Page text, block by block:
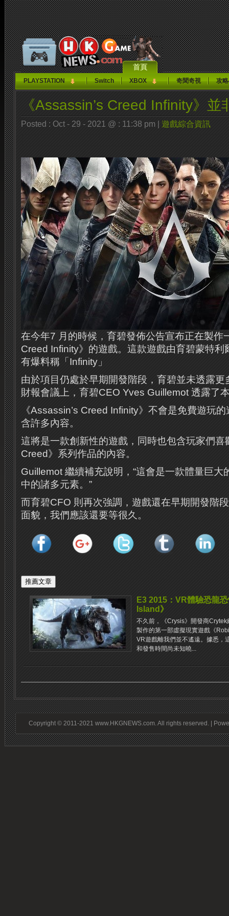
首頁
PLAYSTATION Switch XBOX 奇聞奇視 攻
《Assassin’s Creed Infinity》並
Posted : Oct - 29 - 2021 @ : 11:38 pm | 遊戲綜合資訊
在今年7 月的時候，育碧發佈公告宣布正在製作
Creed Infinity》的遊戲。這款遊戲由育碧蒙特利
有爆料稱「Infinity」
由於項目仍處於早期開發階段，育碧並未透露
財報會議上，育碧CEO Yves Guillemot 透露了
《Assassin’s Creed Infinity》不會是免費遊玩
含許多內容。
這將是一款創新性的遊戲，同時也包含玩家們喜
Creed》系列作品的內容。
Guillemot 繼續補充說明，“這會是一款體量巨大
中的諸多元素。”
而育碧CFO 則再次強調，遊戲還在早期開發階
面貌，我們應該還要等很久。
E3 2015：VR體驗恐龍
Island》
不久前，《Crysis》開發商
製作的第一部虛擬現實遊戲《
VR遊戲離我們並不遙遠。據悉，
和發售時間尚未知曉...
Copyright © 2011-2021 www.HKGNEWS.com. All rights reserved. |